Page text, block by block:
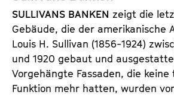
SULLIVANS BANKEN zeigt die
Gebäude, die der amerikanische
Louis H. Sullivan (1856-1924)
und 1920 gebaut und
Vorgehängte Fassaden, die keine
Funktion mehr hatten, wurden